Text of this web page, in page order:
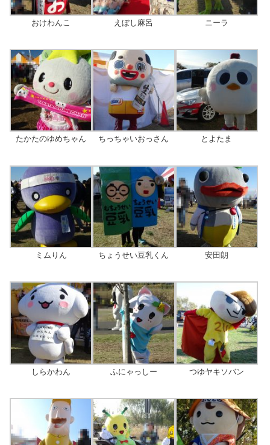
おけわんこ えぼし麻呂 ニーラ
たかたのゆめちゃん ちっちゃいおっさん とよたま
ミムりん ちょうせい豆乳くん 安田朗
しらかわん ふにゃっしー つゆヤキソバン